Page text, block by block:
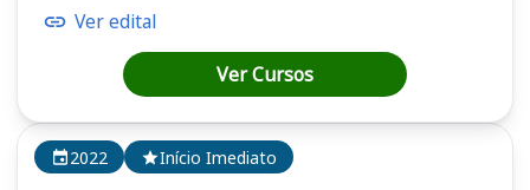
2022 Início Imediato
Ver edital
Ver Cursos